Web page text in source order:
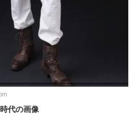
代の画像